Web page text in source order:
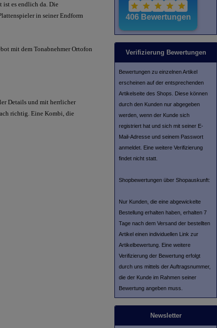
ist es endlich da. Die
in seiner Endform
mit dem Tonabnehmer Ortofon
Details und mit herrlicher
richtig. Eine Kombi, die
Verifizierung Bewertungen
Bewertungen zu einzelnen Artikel
erscheinen auf der entsprechenden
Artikelseite des Shops. Diese können
durch den Kunden nur abgegeben
werden, wenn der Kunde sich
registriert hat und sich mit seiner E-
Mail-Adresse und seinem Passwort
anmeldet. Eine weitere Verifizierung
findet nicht statt.
Shopbewertungen über Shopauskunft:
Nur Kunden, die eine abgewickelte
Bestellung erhalten haben, erhalten 7
Tage nach dem Versand der bestellten
Artikel einen individuellen Link zur
Artikelbewertung. Eine weitere
Verifizierung der Bewertung erfolgt
durch uns mittels der Auftragsnummer,
die der Kunde im Rahmen seiner
Bewertung angeben muss.
Newsletter